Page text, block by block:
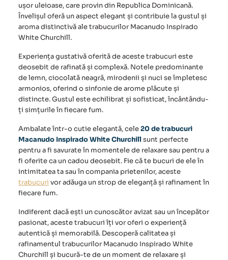
ușor uleioase, care provin din Republica Dominicană.
Învelișul oferă un aspect elegant și contribuie la gustul și
aroma distinctivă aletrabucurilor Macanudo Inspirado
White Churchill.
Experiența gustativă oferită de aceste trabucuri este
deosebit de rafinată și complexă. Notele predominante
de lemn, ciocolată neagră, mirodenii și nuci se împletesc
armonios, oferind o sinfonie de arome plăcute și
distincte. Gustul este echilibrat și sofisticat, încântându-
ți simțurile în fiecare fum.
Ambalate într-o cutie elegantă, cele20 de trabucuri
Macanudo Inspirado White Churchillsunt perfecte
pentru a fi savurate în momentele de relaxare sau pentru a
fi oferite ca un cadou deosebit. Fie că te bucuri de ele în
intimitatea ta sau în compania prietenilor, aceste
trabucuri vor adăuga un strop de eleganță și rafinament în
fiecare fum.
Indiferent dacă ești un cunoscător avizat sau un începător
pasionat, aceste trabucuri îți vor oferi o experiență
autentică și memorabilă. Descoperă calitatea și
rafinamentul trabucurilor Macanudo Inspirado White
Churchill și bucură-te de un moment de relaxare și